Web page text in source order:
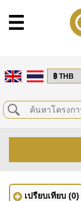
เปรียบเทียบ (0)